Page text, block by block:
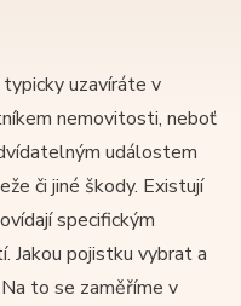
uzavíráte v
nemovitosti, neboť
událostem
či jiné škody. Existují
specifickým
Jakou pojistku vybrat a
to se zaměříme v